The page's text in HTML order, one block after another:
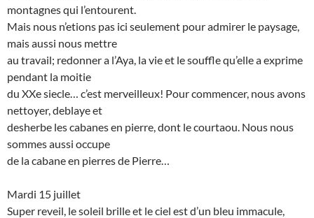
montagnes qui l’entourent.
Mais nous n’etions pas ici seulement pour admirer le paysage,
mais aussi nous mettre
au travail; redonner a l’Aya, la vie et le souffle qu’elle a exprime
pendant la moitie
du XXe siecle… c’est merveilleux! Pour commencer, nous avons
nettoyer, deblaye et
desherbe les cabanes en pierre, dont le courtaou. Nous nous
sommes aussi occupe
de la cabane en pierres de Pierre…
Mardi 15 juillet
Super reveil, le soleil brille et le ciel est d’un bleu immacule,